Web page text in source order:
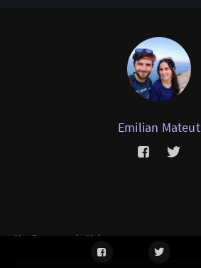
Emilian Mateut
No Comments Yet